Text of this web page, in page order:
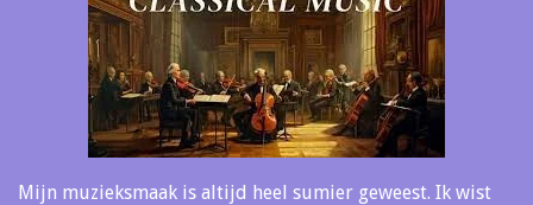
Mijn muzieksmaak is altijd heel sumier geweest. Ik wist